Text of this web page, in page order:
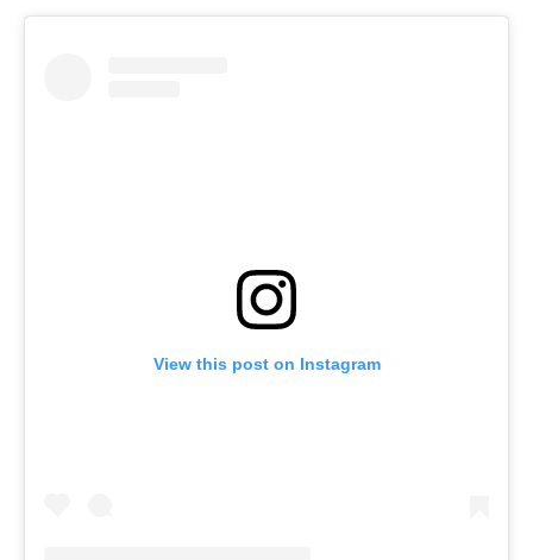
View this post on Instagram